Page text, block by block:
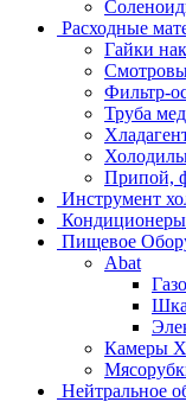
Расходные
Гайки
Фильтр-
Труба
Припой,
Инструмент
Пищевое
Abat
Камеры
Нейтральное